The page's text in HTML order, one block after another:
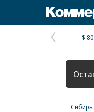
$
Сибирь